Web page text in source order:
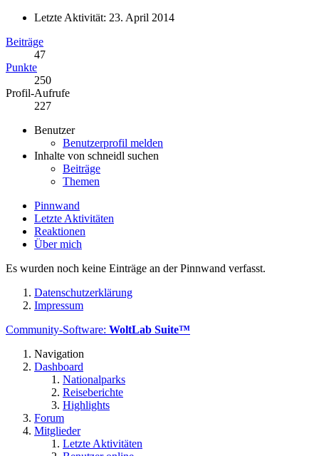
Letzte Aktivität: 23. April 2014
Beiträge
47
Punkte
250
Profil-Aufrufe
227
Benutzer
Benutzerprofil melden
Inhalte von schneidl suchen
Beiträge
Themen
Pinnwand
Letzte Aktivitäten
Reaktionen
Über mich
Es wurden noch keine Einträge an der Pinnwand verfasst.
Datenschutzerklärung
Impressum
Community-Software: WoltLab Suite™
Navigation
Dashboard
Nationalparks
Reiseberichte
Highlights
Forum
Mitglieder
Letzte Aktivitäten